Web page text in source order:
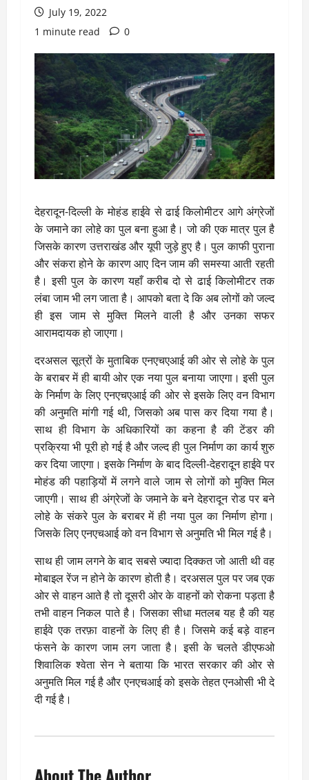
July 19, 2022
1 minute read
0
देहरादून-दिल्ली के मोहंड हाईवे से ढाई किलोमीटर आगे अंग्रेजों
के जमाने का लोहे का पुल बना हुआ है। जो की एक मात्र पुल है
जिसके कारण उत्तराखंड और यूपी जुड़े हुए है। पुल काफी पुराना
और संकरा होने के कारण आए दिन जाम की समस्या आती रहती
है। इसी पुल के कारण यहाँ करीब दो से ढाई किलोमीटर तक
लंबा जाम भी लग जाता है। आपको बता दे कि अब लोगों को जल्द
ही इस जाम से मुक्ति मिलने वाली है और उनका सफर
आरामदायक हो जाएगा।
दरअसल सूत्रों के मुताबिक एनएचएआई की ओर से लोहे के पुल
के बराबर में ही बायी ओर एक नया पुल बनाया जाएगा। इसी पुल
के निर्माण के लिए एनएचएआई की ओर से इसके लिए वन विभाग
की अनुमति मांगी गई थी, जिसको अब पास कर दिया गया है।
साथ ही विभाग के अधिकारियों का कहना है की टेंडर की
प्रक्रिया भी पूरी हो गई है और जल्द ही पुल निर्माण का कार्य शुरु
कर दिया जाएगा। इसके निर्माण के बाद दिल्ली-देहरादून हाईवे पर
मोहंड की पहाड़ियों में लगने वाले जाम से लोगों को मुक्ति मिल
जाएगी। साथ ही अंग्रेजों के जमाने के बने देहरादून रोड पर बने
लोहे के संकरे पुल के बराबर में ही नया पुल का निर्माण होगा।
जिसके लिए एनएचआई को वन विभाग से अनुमति भी मिल गई है।
साथ ही जाम लगने के बाद सबसे ज्यादा दिक्कत जो आती थी वह
मोबाइल रेंज न होने के कारण होती है। दरअसल पुल पर जब एक
ओर से वाहन आते है तो दूसरी ओर के वाहनों को रोकना पड़ता है
तभी वाहन निकल पाते है। जिसका सीधा मतलब यह है की यह
हाईवे एक तरफ़ा वाहनों के लिए ही है। जिसमे कई बड़े वाहन
फंसने के कारण जाम लग जाता है। इसी के चलते डीएफओ
शिवालिक श्वेता सेन ने बताया कि भारत सरकार की ओर से
अनुमति मिल गई है और एनएचआई को इसके तेहत एनओसी भी दे
दी गई है।